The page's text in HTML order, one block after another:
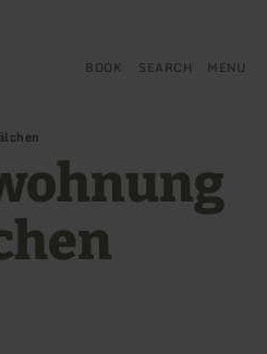
BOOK SEARCH MENU